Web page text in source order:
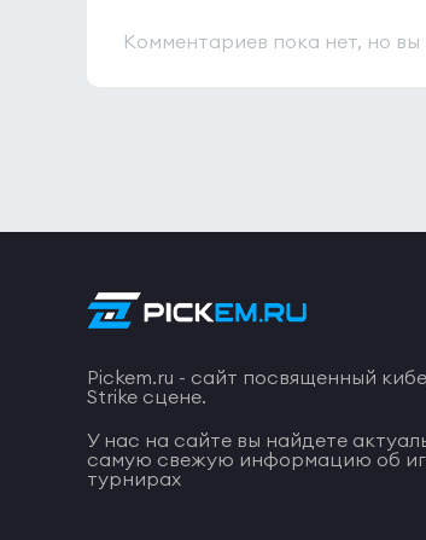
Комментариев пока нет, но
Pickem.ru - сайт посвященный
Strike сцене.
У нас на сайте вы найдете
самую свежую информацию об
турнирах